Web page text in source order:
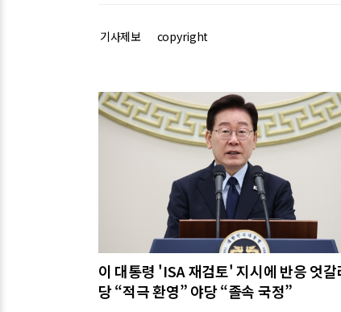
기사제보 copyright
관련기사
이 대통령 'ISA 재검토' 지시에 반응 엇
당 “적극 환영” 야당 “졸속 국정”